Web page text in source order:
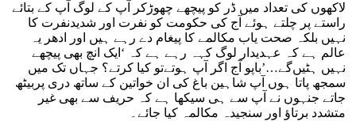
لاکھوں کی تعداد میں ڈر کو پیچھے چھوڑکر آپ کے لوگ آپ کے بتائے
راستے پر چلتے ہوئے آج کی حکومت کو نفرت اور شدیدنفرت کا
نہیں بلکہ صحت یاب مکالمے کا پیغام دے رہے ہیں اور ادھر یہ
عالم ہے کہ عہدیدار لوگ کہہ رہے ہے کہ ‘ایک انچ بھی پیچھے
نہیں ہٹیں‌گے…’باپو آج اگر آپ ہوتےتو کیا کرتے؟ جہاں تک میں
سمجھ پاتا ہوں آپ شاہین باغ کی ان خواتین کے ساتھ دری پربیٹھ
جاتے جنہوں نے آپ سے ہی سیکھا ہے کہ حریف سے بھی غیر
متشدد برتاؤ اور سنجیدہ مکالمہ کیا جائے۔